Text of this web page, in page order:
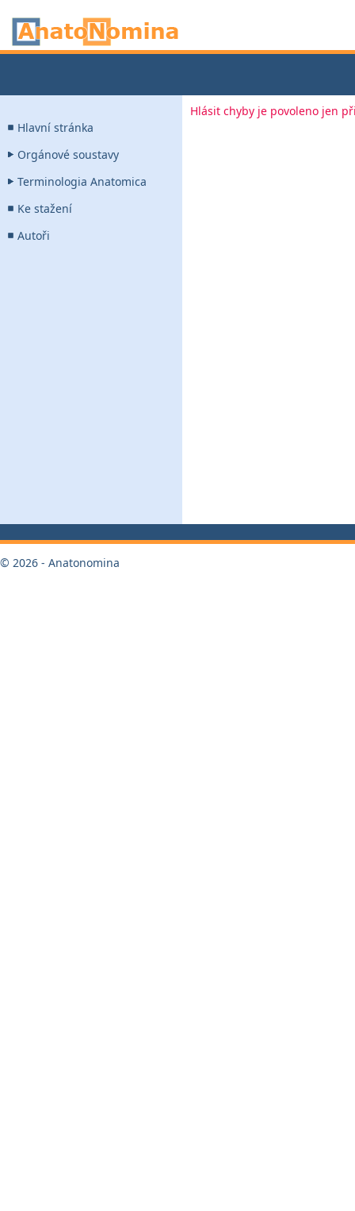
Hlavní stránka
Orgánové soustavy
Terminologia Anatomica
Ke stažení
Autoři
Hlásit chyby je povoleno jen
© 2026 - Anatonomina